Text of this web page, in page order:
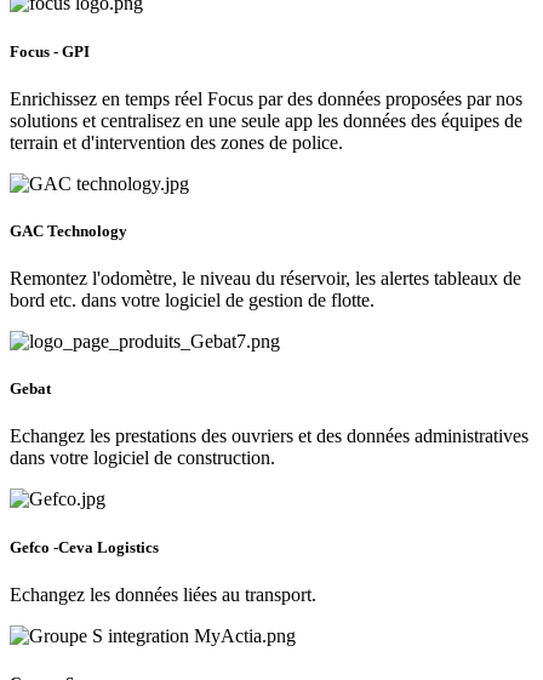
Focus - GPI
Enrichissez en temps réel Focus par des données proposées par nos
solutions et centralisez en une seule app les données des équipes de
terrain et d'intervention des zones de police.
GAC Technology
Remontez l'odomètre, le niveau du réservoir, les alertes tableaux de
bord etc. dans votre logiciel de gestion de flotte.
Gebat
Echangez les prestations des ouvriers et des données administratives
dans votre logiciel de construction.
Gefco -Ceva Logistics
Echangez les données liées au transport.